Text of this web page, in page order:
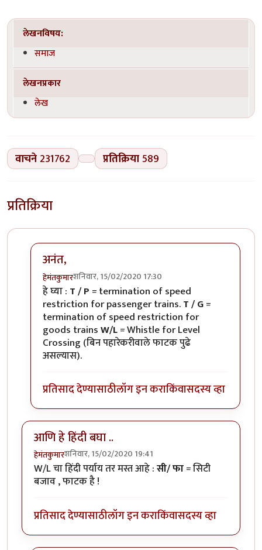
लेखनविषय:
समाज
लेखनप्रकार
लेख
वाचने 231762 प्रतिक्रिया589
प्रतिक्रिया
अनंत,
हेमंतकुमारशनिवार, 15/02/2020 17:30
In reply toरेल्वे रुळांच्याbyअनन्त्_यात्री
हे घ्या : T / P = termination of speed
restriction for passenger trains.T / G=
termination of speed restriction for
goods trainsW/L= Whistle for Level
Crossing (बिन पहारेकरीवाले फाटक पुढे
असल्यास).
प्रतिसाद देण्यासाठीलॉग इन कराकिंवासदस्य व्हा
आणि हे हिंदी बघा ..
हेमंतकुमारशनिवार, 15/02/2020 19:41
W/L चा हिंदी पर्याय तर मस्त आहे :सी/ फा= सिटी
बजाव , फाटक है !
प्रतिसाद देण्यासाठीलॉग इन कराकिंवासदस्य व्हा